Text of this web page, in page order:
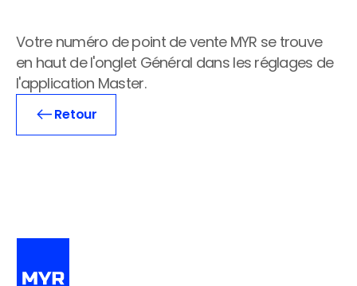
Votre numéro de point de vente MYR se trouve
en haut de l'onglet Général dans les réglages de
l'application Master.
Retour